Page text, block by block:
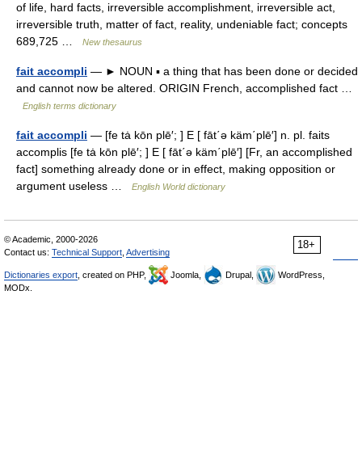
of life, hard facts, irreversible accomplishment, irreversible act,
irreversible truth, matter of fact, reality, undeniable fact; concepts
689,725 …
New thesaurus
fait accompli — ► NOUN ▪ a thing that has been done or decided
and cannot now be altered. ORIGIN French, accomplished fact …
English terms dictionary
fait accompli — [fe tȧ kōn plē′; ] E [ fāt΄ə käm΄plē′] n. pl. faits
accomplis [fe tȧ kōn plē′; ] E [ fāt΄ə käm΄plē′] [Fr, an accomplished
fact] something already done or in effect, making opposition or
argument useless …
English World dictionary
18+
© Academic, 2000-2026
Contact us: Technical Support Advertising
Dictionaries export , created on PHP, Joomla, Drupal,
WordPress,
MODx.